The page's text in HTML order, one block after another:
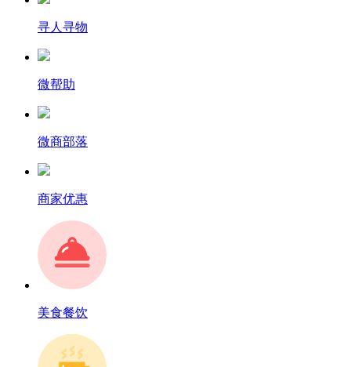
寻人寻物
微帮助
微商部落
商家优惠
美食餐饮